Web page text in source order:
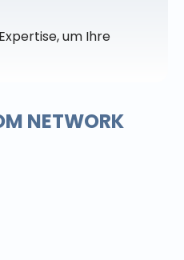
um Ihre
NETWORK